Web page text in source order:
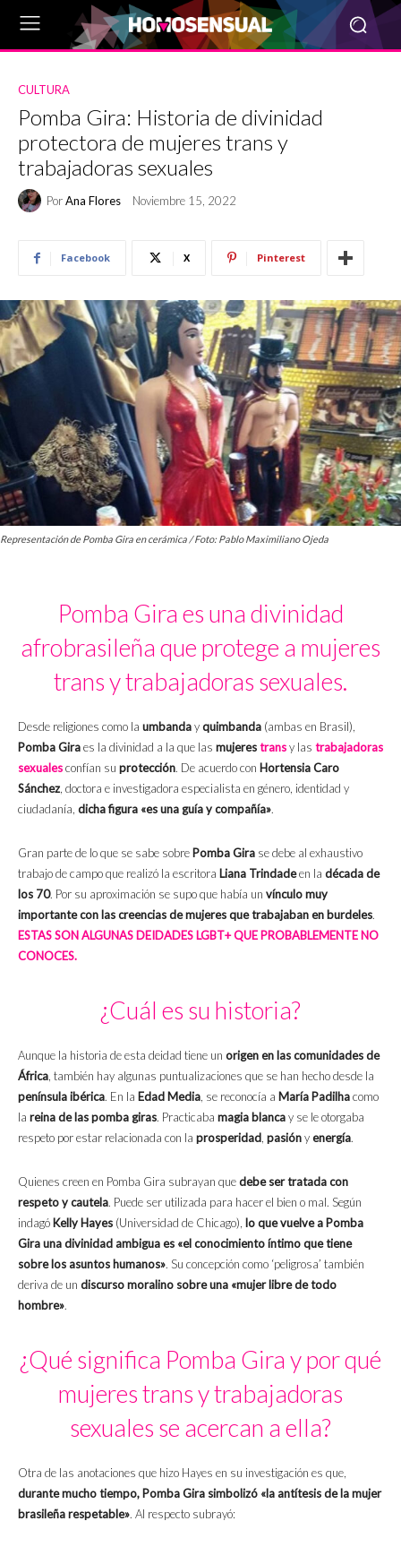
CULTURA
Pomba Gira: Historia de divinidad
protectora de mujeres trans y
trabajadoras sexuales
PorAna Flores Noviembre 15, 2022
Facebook X Pinterest
Representación de Pomba Gira en cerámica / Foto: Pablo Maximiliano Ojeda
Pomba Gira es una divinidad
afrobrasileña que protege a mujeres
trans y trabajadoras sexuales.
Desde religiones como la umbandayquimbanda (ambas en Brasil),
Pomba Giraes la divinidad a la que las mujerestransy las trabajadoras
sexualesconfían su protección. De acuerdo con Hortensia Caro
Sánchez, doctora e investigadora especialista en género, identidad y
ciudadanía, dicha figura «es una guía y compañía».
Gran parte de lo que se sabe sobre Pomba Gira se debe al exhaustivo
trabajo de campo que realizó la escritora Liana Trindadeen la década de
los 70. Por su aproximación se supo que había un vínculo muy
importante con las creencias de mujeres que trabajaban en burdeles.
ESTAS SON ALGUNAS DEIDADES LGBT+ QUE PROBABLEMENTE NO
CONOCES.
¿Cuál es su historia?
Aunque la historia de esta deidad tiene un origen en las comunidades de
África, también hay algunas puntualizaciones que se han hecho desde la
península ibérica. En la Edad Media, se reconocía a María Padilhacomo
la reina de las pomba giras. Practicaba magia blancay se le otorgaba
respeto por estar relacionada con la prosperidad, pasiónyenergía.
Quienes creen en Pomba Gira subrayan quedebe ser tratada con
respeto y cautela. Puede ser utilizada para hacer el bien o mal. Según
indagó Kelly Hayes (Universidad de Chicago), lo que vuelve a Pomba
Gira una divinidad ambigua es «el conocimiento íntimo que tiene
sobre los asuntos humanos». Su concepción como ‘peligrosa’ también
deriva de un discurso moralino sobre una «mujer libre de todo
hombre».
¿Qué significa Pomba Gira y por qué
mujeres trans y trabajadoras
sexuales se acercan a ella?
Otra de las anotaciones que hizo Hayes en su investigación es que,
durante mucho tiempo, Pomba Gira simbolizó «la antítesis de la mujer
brasileña respetable». Al respecto subrayó: